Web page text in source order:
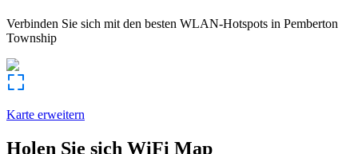
Verbinden Sie sich mit den besten WLAN-Hotspots in Pemberton
Township
Karte erweitern
Holen Sie sich WiFi Map